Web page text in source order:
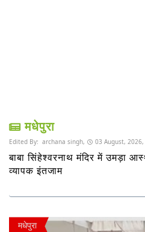
मधेपुरा
Edited By: archana singh, 03 August, 2026,
बाबा सिंहेश्वरनाथ मंदिर में उमड़ा
व्यापक इंतजाम
मधेपुरा